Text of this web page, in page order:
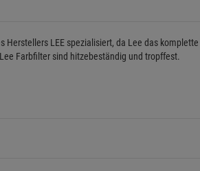
LEE spezialisiert, da Lee das
Farbfilter sind hitzebeständig und tropffest.